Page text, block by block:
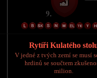
Rytíři Kulatého
V jedné z tvých zemí se musí
hrdinů se součtem
milion.